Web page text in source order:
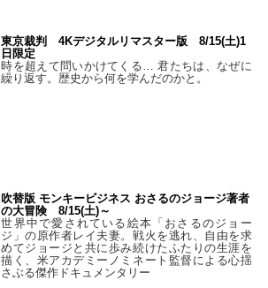
東京裁判 4Kデジタルリマスター版 8/15(土)1
日限定
時を超えて問いかけてくる… 君たちは、なぜに
繰り返す。歴史から何を学んだのかと。
吹替版 モンキービジネス おさるのジョージ著者
の大冒険 8/15(土)～
世界中で愛されている絵本「おさるのジョー
ジ」の原作者レイ夫妻。戦火を逃れ、自由を求
めてジョージと共に歩み続けたふたりの生涯を
描く、米アカデミーノミネート監督による心揺
さぶる傑作ドキュメンタリー